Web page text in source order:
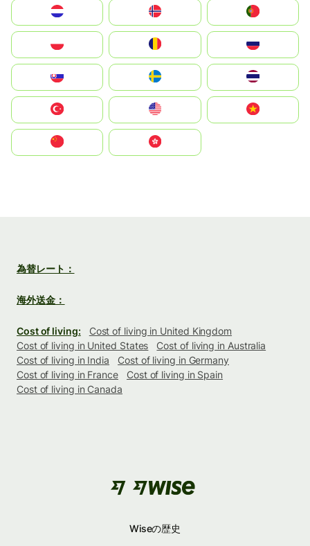
United States
中國香港特別行政區
為替レート：
海外送金：
Cost of living:
Cost of living in United Kingdom
Cost of living in United States
Cost of living in Australia
Cost of living in India
Cost of living in Germany
Cost of living in France
Cost of living in Spain
Cost of living in Canada
Wiseの歴史